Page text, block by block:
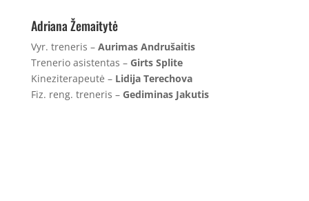
Adriana Žemaitytė
Vyr. treneris – Aurimas Andrušaitis
Trenerio asistentas –Girts Splite
Kineziterapeutė –Lidija Terechova
Fiz. reng. treneris –Gediminas Jakutis